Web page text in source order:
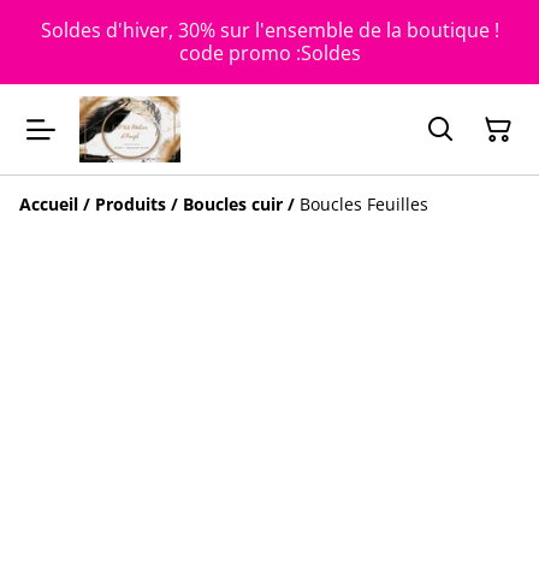
Soldes d'hiver, 30% sur l'ensemble de la boutique !
code promo :Soldes
Accueil / Produits / Boucles cuir / Boucles Feuilles